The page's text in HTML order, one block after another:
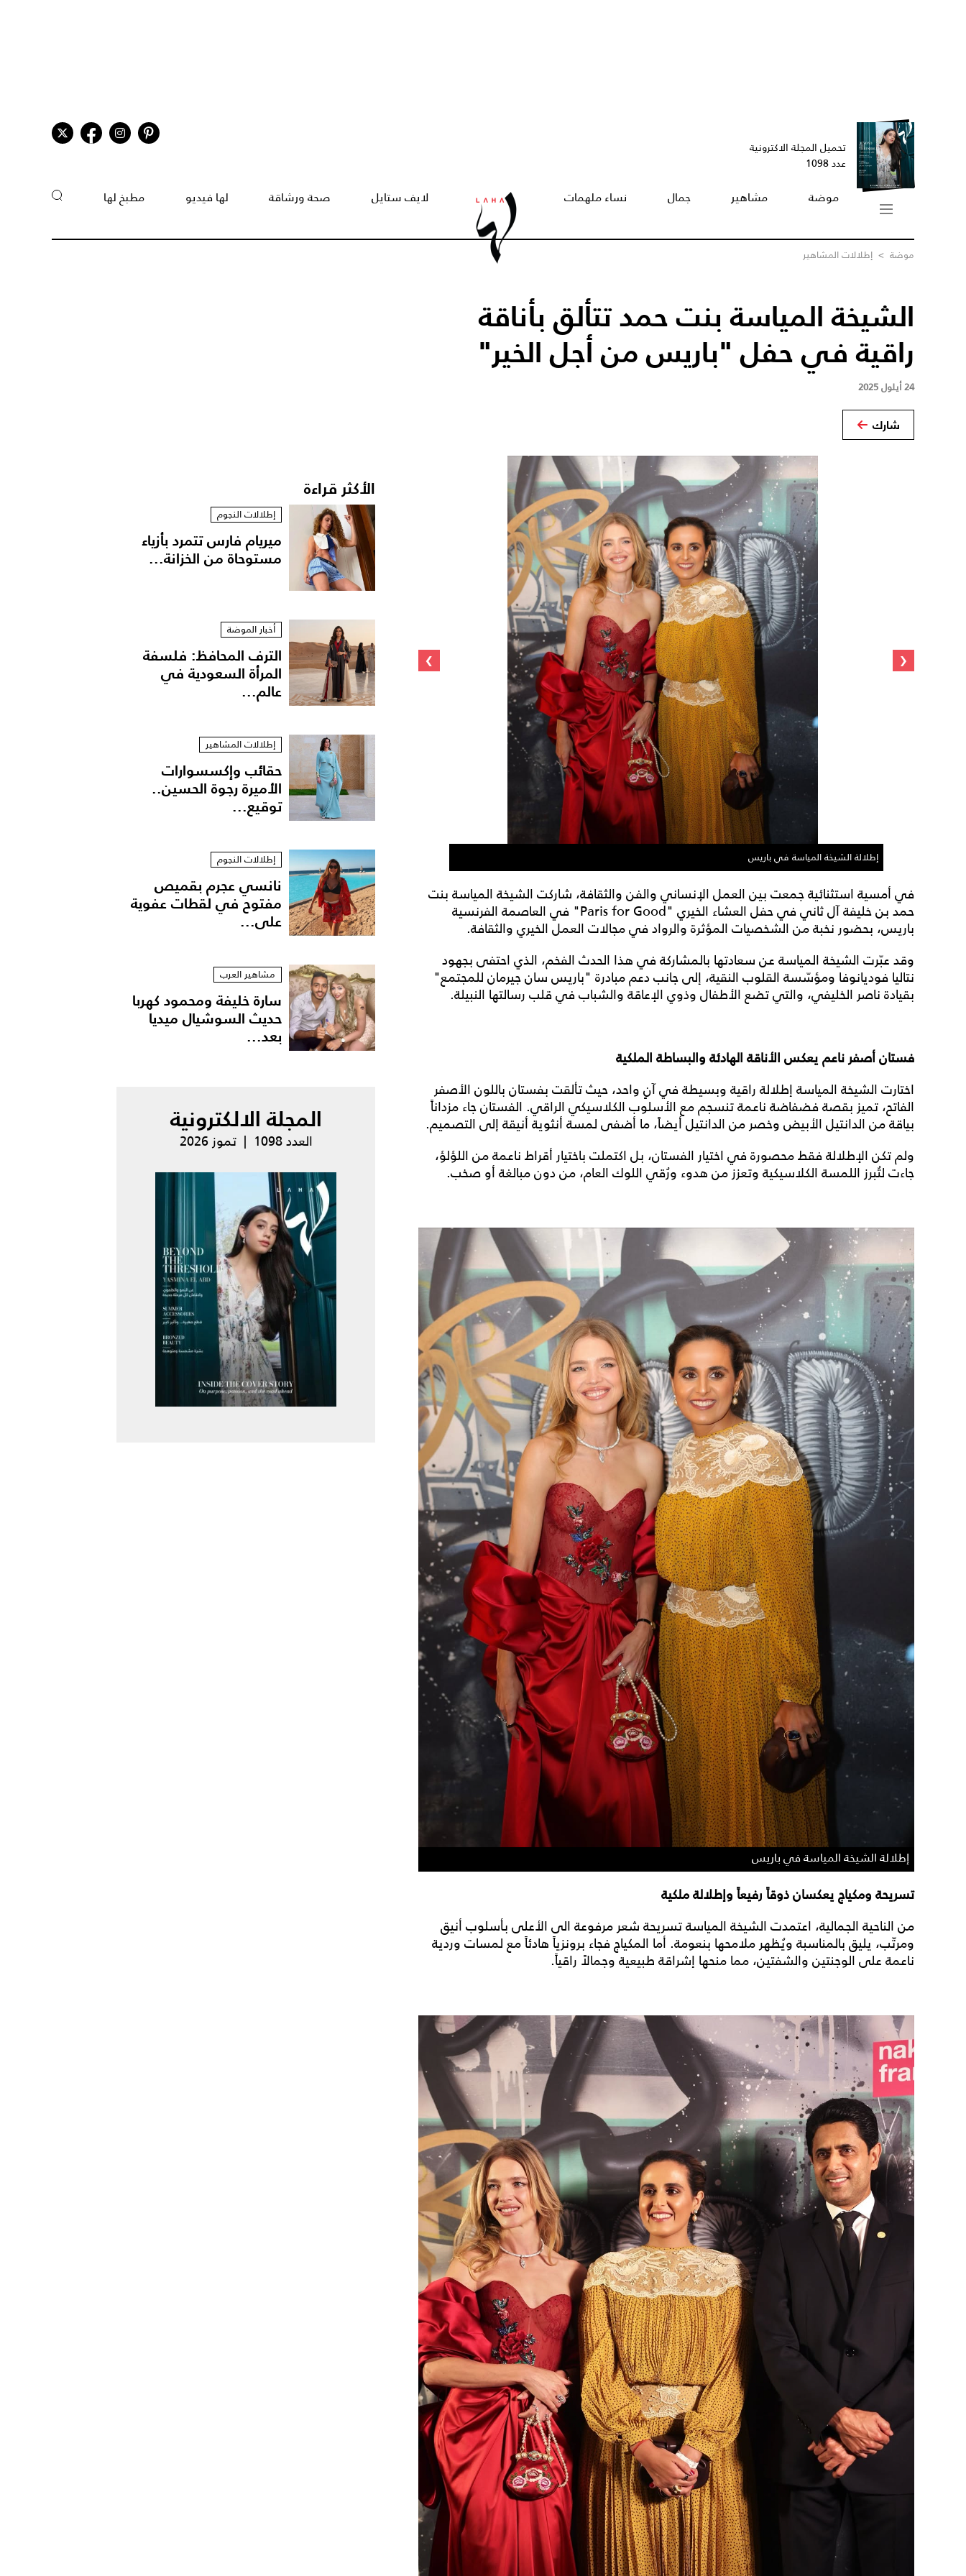
تحميل المجلة الاكترونية
عدد 1098
موضة مشاهير جمال نساء ملهمات لايف ستايل صحة ورشاقة لها فيديو مطبخ لها
موضة > إطلالات المشاهير
الشيخة المياسة بنت حمد تتألق بأناقة
راقية في حفل "باريس من أجل الخير"
24 أيلول 2025
شارك
إطلالة الشيخة المياسة في باريس إطلالة الشيخة المياسة في باريس
‹
›
في أمسية استثنائية جمعت بين العمل الإنساني والفن والثقافة، شاركت الشيخة المياسة بنت
حمد بن خليفة آل ثاني في حفل العشاء الخيري "Paris for Good" في العاصمة الفرنسية
باريس، بحضور نخبة من الشخصيات المؤثرة والرواد في مجالات العمل الخيري والثقافة.
وقد عبّرت الشيخة المياسة عن سعادتها بالمشاركة في هذا الحدث الفخم، الذي احتفى بجهود
نتاليا فوديانوفا ومؤسّسة القلوب النقية، إلى جانب دعم مبادرة "باريس سان جيرمان للمجتمع"
بقيادة ناصر الخليفي، والتي تضع الأطفال وذوي الإعاقة والشباب في قلب رسالتها النبيلة.
فستان أصفر ناعم يعكس الأناقة الهادئة والبساطة الملكية
اختارت الشيخة المياسة إطلالة راقية وبسيطة في آنٍ واحد، حيث تألقت بفستان باللون الأصفر
الفاتح، تميز بقصة فضفاضة ناعمة تنسجم مع الأسلوب الكلاسيكي الراقي. الفستان جاء مزداناً
بياقة من الدانتيل الأبيض وخصر من الدانتيل أيضاً، ما أضفى لمسة أنثوية أنيقة إلى التصميم.
ولم تكن الإطلالة فقط محصورة في اختيار الفستان، بل اكتملت باختيار أقراط ناعمة من اللؤلؤ،
جاءت لتُبرز اللمسة الكلاسيكية وتعزز من هدوء ورُقي اللوك العام، من دون مبالغة أو صخب.
إطلالة الشيخة المياسة في باريس
تسريحة ومكياج يعكسان ذوقاً رفيعاً وإطلالة ملكية
من الناحية الجمالية، اعتمدت الشيخة المياسة تسريحة شعر مرفوعة الى الأعلى بأسلوب أنيق
ومرتّب، يليق بالمناسبة ويُظهر ملامحها بنعومة. أما المكياج فجاء برونزياً هادئاً مع لمسات وردية
ناعمة على الوجنتين والشفتين، مما منحها إشراقة طبيعية وجمالاً راقياً.
الأكثر قراءة
إطلالات النجوم
ميريام فارس تتمرد بأزياء
مستوحاة من الخزانة...
أخبار الموضة
الترف المحافظ: فلسفة
المرأة السعودية في
عالم...
إطلالات المشاهير
حقائب وإكسسوارات
الأميرة رجوة الحسين..
توقيع...
إطلالات النجوم
نانسي عجرم بقميص
مفتوح في لقطات عفوية
على...
مشاهير العرب
سارة خليفة ومحمود كهربا
حديث السوشيال ميديا
بعد...
المجلة الالكترونية
العدد 1098 | تموز 2026